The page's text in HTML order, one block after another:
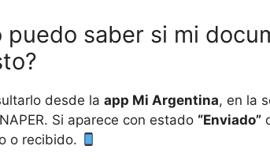
puedo saber si mi
desde la app Mi Argentina, en la
Si aparece con estado “Enviado”
o recibido.